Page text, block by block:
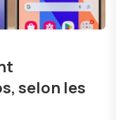
selon les